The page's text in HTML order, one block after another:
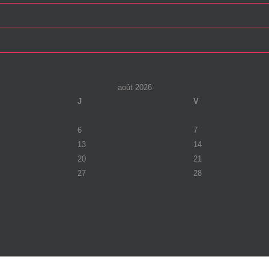
août 2026
J V
6 7
13 14
20 21
27 28